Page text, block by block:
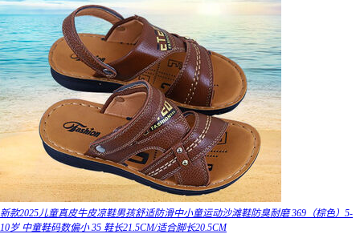
新款2025儿童真皮牛皮凉鞋男孩舒适防滑中小童运动沙滩鞋防臭耐磨 369（棕色）5-
10岁 中童鞋码数偏小 35 鞋长21.5CM/适合脚长20.5CM